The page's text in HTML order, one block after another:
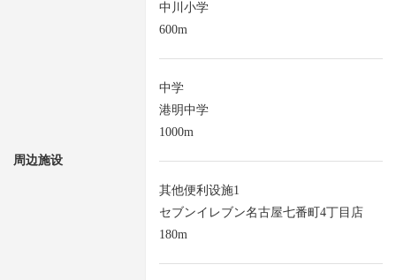
周边施设
中川小学
600m
中学
港明中学
1000m
其他便利设施1
セブンイレブン名古屋七番町4丁目店
180m